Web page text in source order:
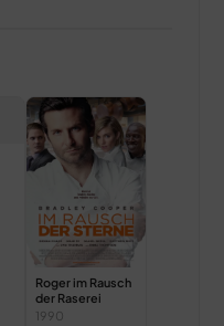
Roger im Rausch
der Raserei
1990